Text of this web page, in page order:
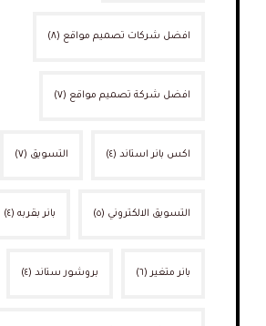
افضل شركات تصميم مواقع (٨)
افضل شركة تصميم مواقع (٧)
اكس بانر استاند(٤) التسويق (٧)
التسويق الالكتروني (٥) بانر بقربه(٤)
بانر متغير (٦) بروشور ستاند(٤)